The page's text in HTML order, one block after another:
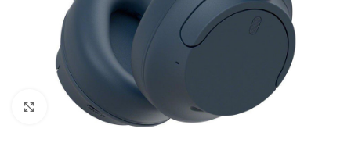
Click to enlarge